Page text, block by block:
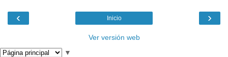
‹ ›
Inicio
Ver versión web
▼